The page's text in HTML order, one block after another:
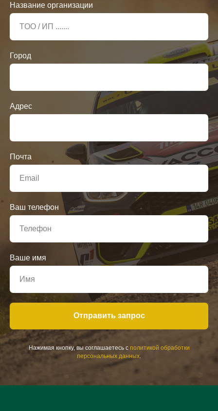
Название организации
Город
Адрес
Почта
Ваш телефон
Ваше имя
Отправить запрос
Нажимая кнопку, вы соглашаетесь с политикой обработки
персональных данных.